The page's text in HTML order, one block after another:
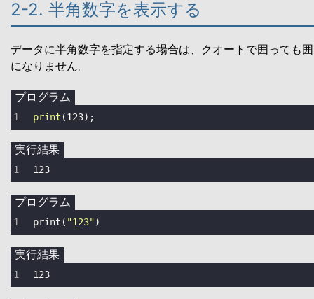
2-2. 半角数字を表示する
データに半角数字を指定する場合は、クオートで囲っても
になりません。
プログラム
print (123);
実行結果
123
プログラム
print ( "123")
実行結果
123